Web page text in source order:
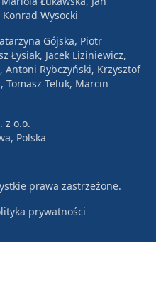
Wysocki
Gójska, Piotr
Łysiak, Jacek Liziniewicz,
Antoni Rybczyński, Krzysztof
Tomasz Teluk, Marcin
z o.o.
Polska
prawa zastrzeżone.
prywatności